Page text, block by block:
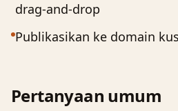
drag-and-drop
Publikasikan ke domain
Pertanyaan umum